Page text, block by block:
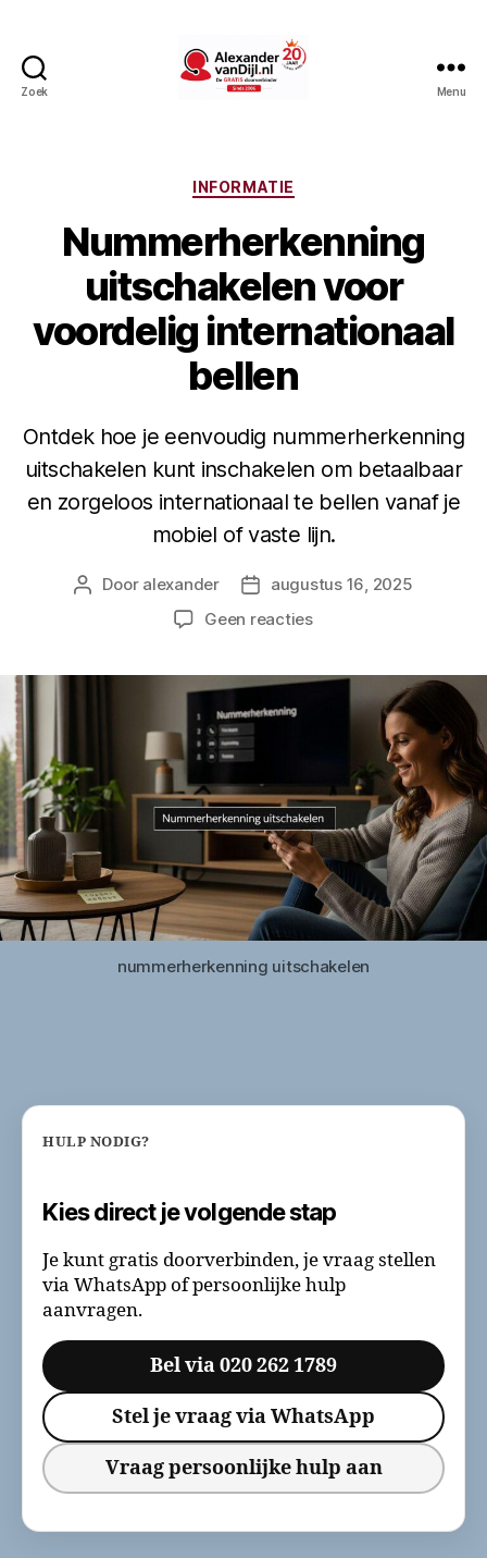
Zoek Menu
Categorieën
INFORMATIE
Nummerherkenning
uitschakelen voor
voordelig internationaal
bellen
Ontdek hoe je eenvoudig nummerherkenning
uitschakelen kunt inschakelen om betaalbaar
en zorgeloos internationaal te bellen vanaf je
mobiel of vaste lijn.
Berichtauteur
Door alexander Berichtdatum
augustus 16, 2025
Geen reactiesop
voor
goedkoop
internationaal
nummerherkenning uitschakelen
HULP NODIG?
Kies direct je volgende stap
Je kunt gratis doorverbinden, je vraag stellen
via WhatsApp of persoonlijke hulp
aanvragen.
Bel via 020 262 1789
Stel je vraag via WhatsApp
Vraag persoonlijke hulp aan